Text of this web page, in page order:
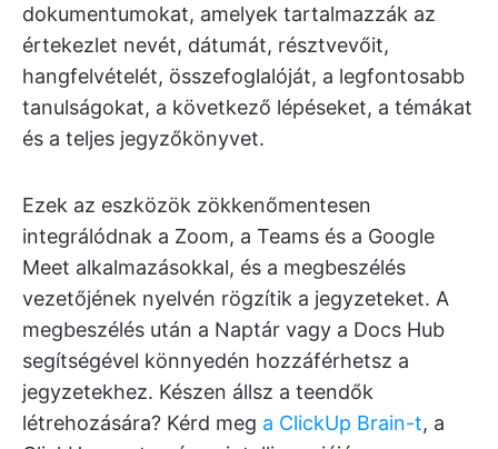
dokumentumokat, amelyek tartalmazzák az
értekezlet nevét, dátumát, résztvevőit,
hangfelvételét, összefoglalóját, a legfontosabb
tanulságokat, a következő lépéseket, a témákat
és a teljes jegyzőkönyvet.
Ezek az eszközök zökkenőmentesen
integrálódnak a Zoom, a Teams és a Google
Meet alkalmazásokkal, és a megbeszélés
vezetőjének nyelvén rögzítik a jegyzeteket. A
megbeszélés után a Naptár vagy a Docs Hub
segítségével könnyedén hozzáférhetsz a
jegyzetekhez. Készen állsz a teendők
létrehozására? Kérd meg a ClickUp Brain-t, a